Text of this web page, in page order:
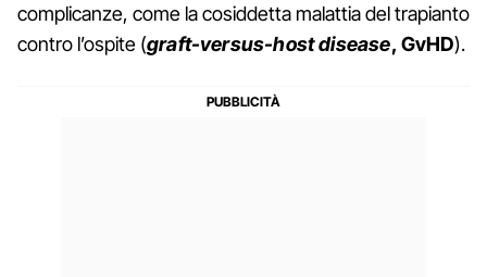
complicanze, come la cosiddetta malattia del trapianto
contro l’ospite (graft-versus-host disease, GvHD).